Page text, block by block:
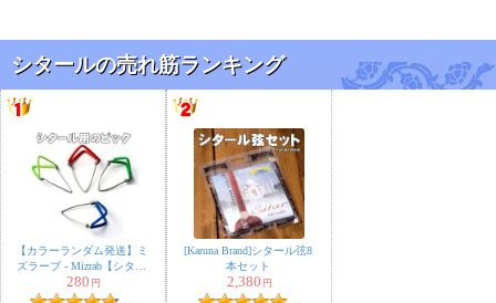
シタールの売れ筋ランキング
【カラーランダム発送】ミ
ズラーブ - Mizrab【シター
ル用のピック】
280 円
[Karuna Brand]シタール弦8
本セット
2,380 円